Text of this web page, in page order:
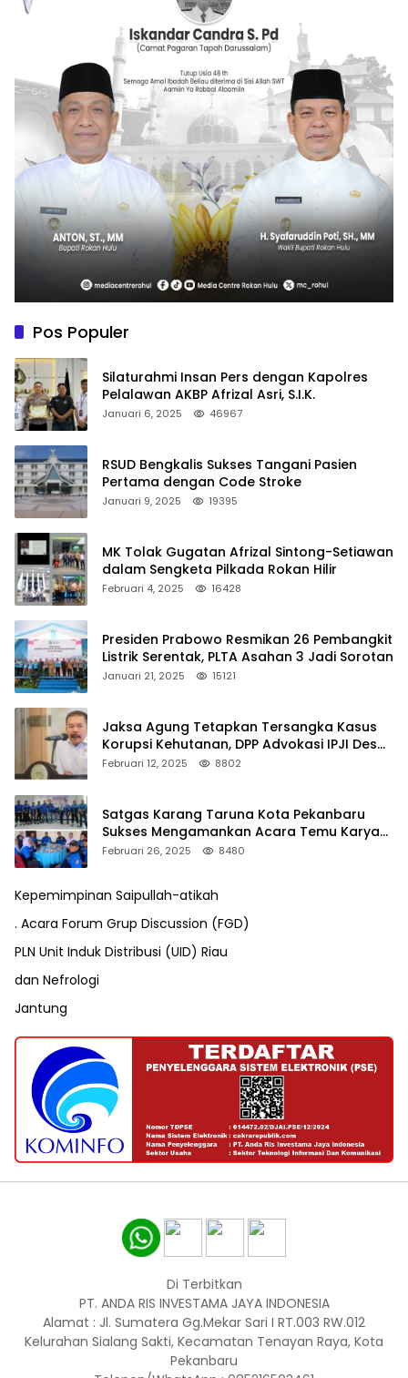
Pos Populer
Silaturahmi Insan Pers dengan Kapolres
Pelalawan AKBP Afrizal Asri, S.I.K.
Januari 6, 2025 46967
RSUD Bengkalis Sukses Tangani Pasien
Pertama dengan Code Stroke
Januari 9, 2025 19395
MK Tolak Gugatan Afrizal Sintong-Setiawan
dalam Sengketa Pilkada Rokan Hilir
Februari 4, 2025 16428
Presiden Prabowo Resmikan 26 Pembangkit
Listrik Serentak, PLTA Asahan 3 Jadi Sorotan
Januari 21, 2025 15121
Jaksa Agung Tetapkan Tersangka Kasus
Korupsi Kehutanan, DPP Advokasi IPJI Desak
Pengusutan Pajak RAPP
Februari 12, 2025 8802
Satgas Karang Taruna Kota Pekanbaru
Sukses Mengamankan Acara Temu Karya
VII Karang Taruna Pekanbaru
Februari 26, 2025 8480
Kepemimpinan Saipullah-atikah
. Acara Forum Grup Discussion (FGD)
PLN Unit Induk Distribusi (UID) Riau
dan Nefrologi
Jantung
Di Terbitkan
PT. ANDA RIS INVESTAMA JAYA INDONESIA
Alamat : Jl. Sumatera Gg.Mekar Sari I RT.003 RW.012
Kelurahan Sialang Sakti, Kecamatan Tenayan Raya, Kota
Pekanbaru